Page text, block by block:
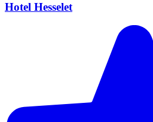
Hotel Hesselet